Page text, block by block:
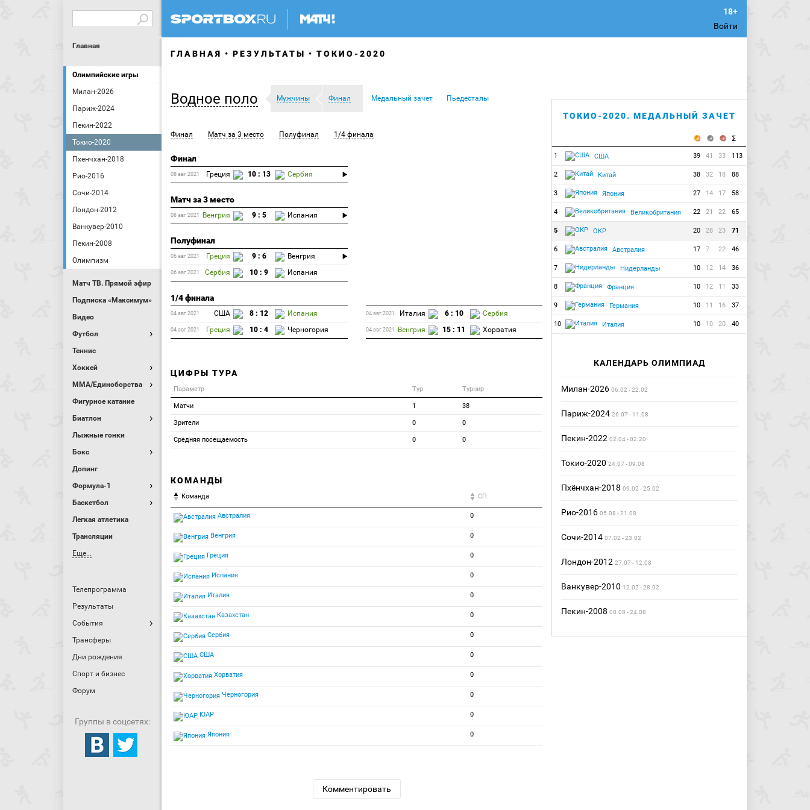
Войти
Главная
Олимпийские игры
Милан-2026
Париж-2024
Пекин-2022
Токио-2020
Пхенчхан-2018
Рио-2016
Сочи-2014
Лондон-2012
Ванкувер-2010
Пекин-2008
Олимпизм
Матч ТВ. Прямой эфир
Подписка «Максимум»
Видео
Футбол
Теннис
Хоккей
MMA/Единоборства
Фигурное катание
Биатлон
Лыжные гонки
Бокс
Допинг
Формула-1
Баскетбол
Легкая атлетика
Трансляции
Еще...
Телепрограмма
Результаты
События
Трансферы
Дни рождения
Спорт и бизнес
Форум
Группы в соцсетях:
ГЛАВНАЯ РЕЗУЛЬТАТЫ ТОКИО-2020
Водное поло Мужчины Финал Медальный зачет Пьедесталы
Финал Матч за 3 место Полуфинал 1/4 финала
Финал
08 авг 2021 Греция 10 : 13 Сербия
Матч за 3 место
08 авг 2021 Венгрия 9 : 5 Испания
Полуфинал
06 авг 2021 Греция 9 : 6 Венгрия
06 авг 2021 Сербия 10 : 9 Испания
1/4 финала
04 авг 2021 США 8 : 12 Испания
04 авг 2021 Греция 10 : 4 Черногория
04 авг 2021 Италия 6 : 10 Сербия
04 авг 2021 Венгрия 15 : 11 Хорватия
ЦИФРЫ ТУРА
Параметр Тур Турнир
Матчи 1 38
Зрители 0 0
Средняя посещаемость 0 0
КОМАНДЫ
Команда СП
Австралия 0
Венгрия 0
Греция 0
Испания 0
Италия 0
Казахстан 0
Сербия 0
США 0
Хорватия 0
Черногория 0
ЮАР 0
Япония 0
Комментировать
ТОКИО-2020. МЕДАЛЬНЫЙ ЗАЧЕТ
1 США 39 41 33 113
2 Китай 38 32 18 88
3 Япония 27 14 17 58
4 Великобритания 22 21 22 65
5 ОКР 20 28 23 71
6 Австралия 17 7 22 46
7 Нидерланды 10 12 14 36
8 Франция 10 12 11 33
9 Германия 10 11 16 37
10 Италия 10 10 20 40
КАЛЕНДАРЬ ОЛИМПИАД
Милан-2026 06.02 - 22.02
Париж-2024 26.07 - 11.08
Пекин-2022 02.04 - 02.20
Токио-2020 24.07 - 09.08
Пхёнчхан-2018 09.02 - 25.02
Рио-2016 05.08 - 21.08
Сочи-2014 07.02 - 23.02
Лондон-2012 27.07 - 12.08
Ванкувер-2010 12.02 - 28.02
Пекин-2008 08.08 - 24.08